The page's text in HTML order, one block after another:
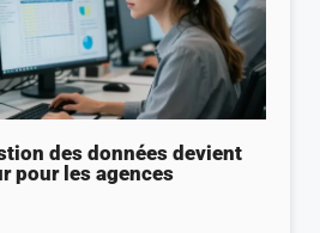
des données devient
pour les agences